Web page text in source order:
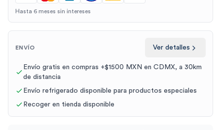
Hasta 6 meses sin intereses
ENVÍO Ver detalles
Envío gratis en compras +$1500 MXN en CDMX, a 30km
de distancia
Envío refrigerado disponible para productos especiales
Recoger en tienda disponible